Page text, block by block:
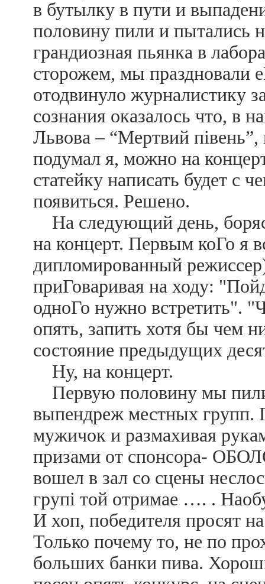
в бутылку в пути и
половину пили и пытались
грандиозная пьянка в
сторожем, мы праздновали
отодвинуло журналистику
сознания оказалось что, в
Львова – “Мертвий пiвень”,
подумал я, можно на
статейку написать будет с
появиться. Решено.
На следующий день,
на концерт. Первым коГо я
дипломированный
приГоваривая на ходу:
одноГо нужно встретить".
опять, запить хотя бы чем
состояние предыдущих
Ну, на концерт.
Первую половину мы пили
выпендреж местных групп.
мужичок и размахивая
призами от спонсора-
вошел в зал со сцены
групi той отримае …. .
И хоп, победителя просят
Только почему то, не по
больших банки пива.